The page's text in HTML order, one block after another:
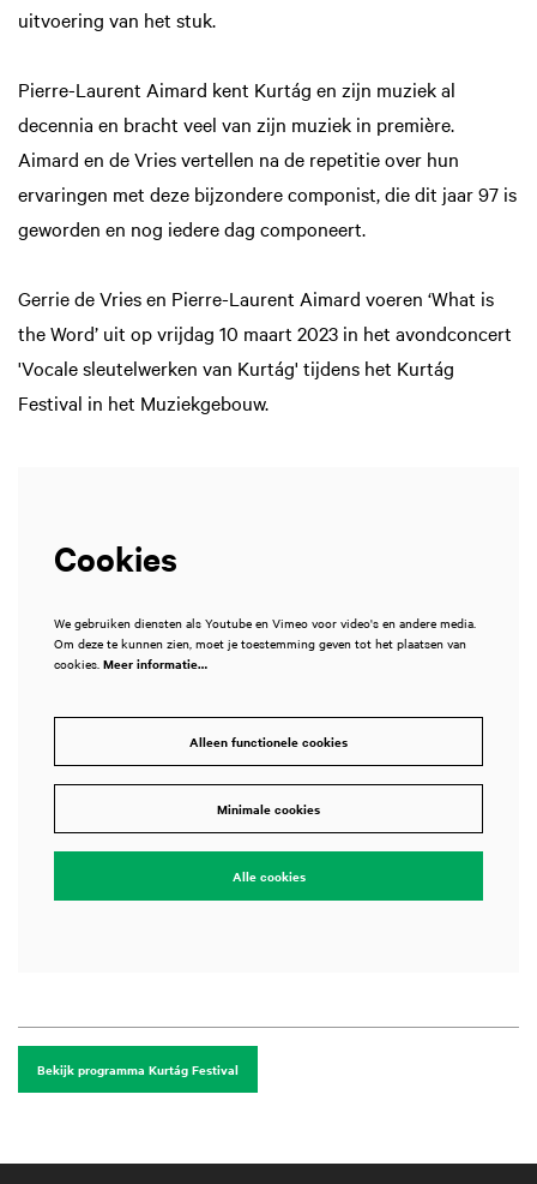
uitvoering van het stuk.
Pierre-Laurent Aimard kent Kurtág en zijn muziek al
decennia en bracht veel van zijn muziek in première.
Aimard en de Vries vertellen na de repetitie over hun
ervaringen met deze bijzondere componist, die dit jaar 97 is
geworden en nog iedere dag componeert.
Gerrie de Vries en Pierre-Laurent Aimard voeren ‘What is
the Word’ uit op vrijdag 10 maart 2023 in het avondconcert
'Vocale sleutelwerken van Kurtág' tijdens het Kurtág
Festival in het Muziekgebouw.
Cookies
We gebruiken diensten als Youtube en Vimeo voor video's en andere media.
Om deze te kunnen zien, moet je toestemming geven tot het plaatsen van
cookies. Meer informatie…
Alleen functionele cookies
Minimale cookies
Alle cookies
Bekijk programma Kurtág Festival